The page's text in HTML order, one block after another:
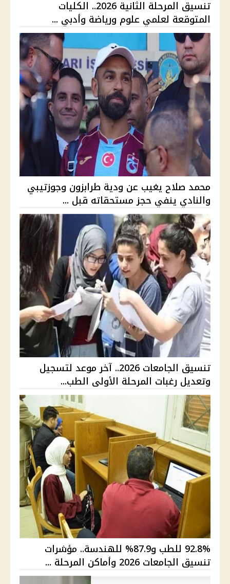
تنسيق المرحلة الثانية 2026.. الكليات
المتوقعة لعلمي علوم ورياضة وأدبي ...
محمد صلاح يغيب عن ودية طرابزون وجوزتيبي
والنادي ينفي حجز مستحقاته قبل ...
تنسيق الجامعات 2026.. آخر موعد لتسجيل
وتعديل رغبات المرحلة الأولى الطب...
92.8% للطب و87.9% للهندسة.. مؤشرات
تنسيق الجامعات 2026 وأماكن المرحلة ...